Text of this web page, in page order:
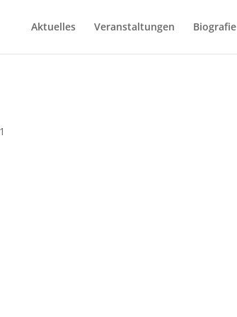
Aktuelles Veranstaltungen Biografie